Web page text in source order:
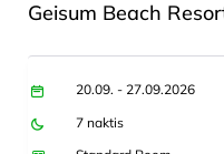
Geisum Beach
20.09. - 27.09.2026
7 naktis